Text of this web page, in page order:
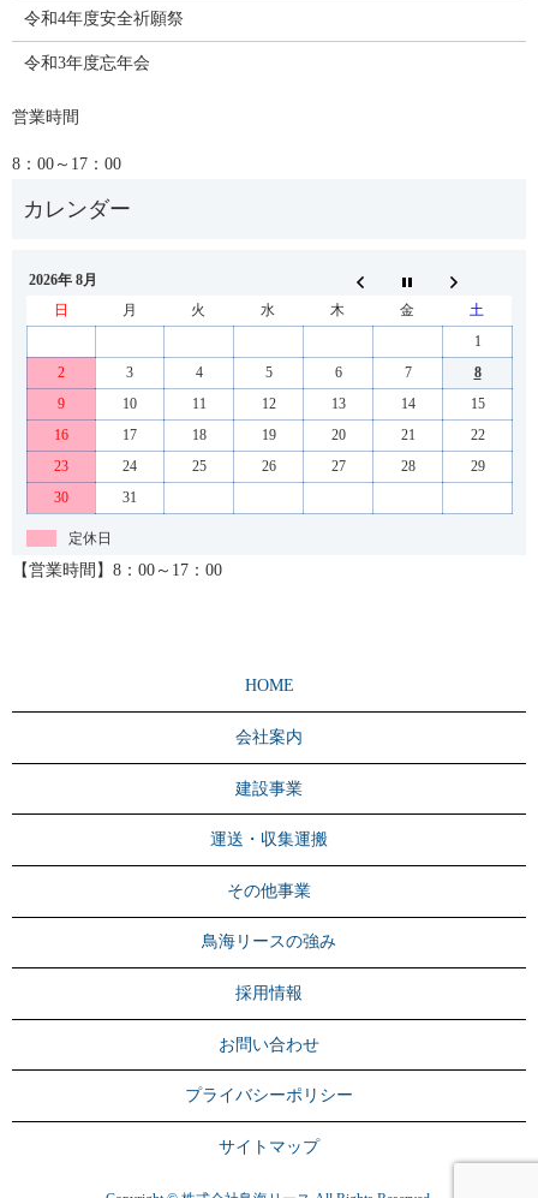
令和4年度安全祈願祭
令和3年度忘年会
営業時間
8：00～17：00
2026年 8月
日
月 火 水 木 金
土
1
2
3 4 5 6 7
8
9
10 11 12 13 14
15
16
17 18 19 20 21
22
23
24 25 26 27 28
29
30
31
定休日
【営業時間】8：00～17：00
HOME
会社案内
建設事業
運送・収集運搬
その他事業
鳥海リースの強み
採用情報
お問い合わせ
プライバシーポリシー
サイトマップ